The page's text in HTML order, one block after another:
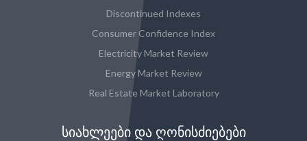
Discontinued Indexes
Consumer Confidence Index
Electricity Market Review
Energy Market Review
Real Estate Market Laboratory
ᲡᲘᲐᲮᲚᲔᲔᲑᲘ ᲓᲐ ᲦᲝᲜᲘᲡᲫᲘᲔᲑᲔᲑᲘ